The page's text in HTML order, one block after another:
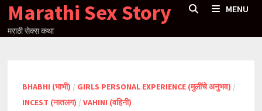
Skip
content
Marathi Sex Story
मराठी सेक्स कथा
MENU
BHABHI (भाभी) / GIRLS PERSONAL EXPERIENCE (मुलींचे अनुभव) /
INCEST (नातलग) / VAHINI (वहिनी)